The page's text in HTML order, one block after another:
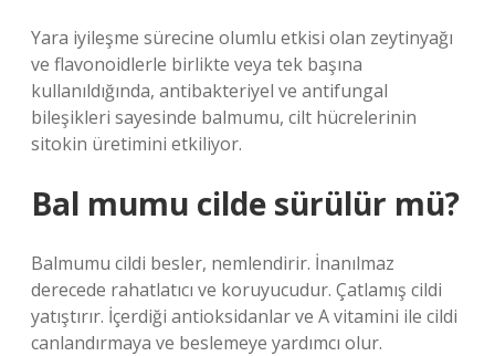
Yara iyileşme sürecine olumlu etkisi olan zeytinyağı
ve flavonoidlerle birlikte veya tek başına
kullanıldığında, antibakteriyel ve antifungal
bileşikleri sayesinde balmumu, cilt hücrelerinin
sitokin üretimini etkiliyor.
Bal mumu cilde sürülür mü?
Balmumu cildi besler, nemlendirir. İnanılmaz
derecede rahatlatıcı ve koruyucudur. Çatlamış cildi
yatıştırır. İçerdiği antioksidanlar ve A vitamini ile cildi
canlandırmaya ve beslemeye yardımcı olur.